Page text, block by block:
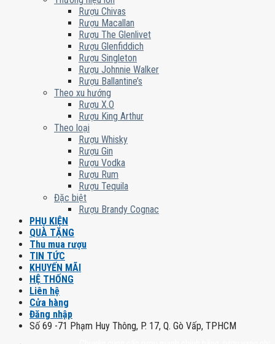
Rượu Chivas
Rượu Macallan
Rượu The Glenlivet
Rượu Glenfiddich
Rượu Singleton
Rượu Johnnie Walker
Rượu Ballantine’s
Theo xu hướng
Rượu X.O
Rượu King Arthur
Theo loại
Rượu Whisky
Rượu Gin
Rượu Vodka
Rượu Rum
Rượu Tequila
Đặc biệt
Rượu Brandy Cognac
PHỤ KIỆN
QUÀ TẶNG
Thu mua rượu
TIN TỨC
KHUYẾN MÃI
HỆ THỐNG
Liên hệ
Cửa hàng
Đăng nhập
Số 69 -71 Phạm Huy Thông, P. 17, Q. Gò Vấp, TPHCM